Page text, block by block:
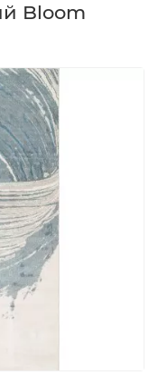
Bloom